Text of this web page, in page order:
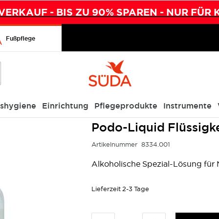
- BIS ZU 90% SPAREN - NUR FÜR
Fußpflege
Einrichtung Pflegeprodukte Instrumente
Podo-Liquid
Artikelnummer 8334.001
Alkoholische Spezial-Lösung für
Lieferzeit 2-3 Tage